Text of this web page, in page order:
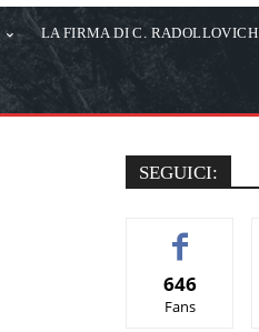
LA FIRMA DI C. RADOLLOVICH
SEGUICI:
646
Fans